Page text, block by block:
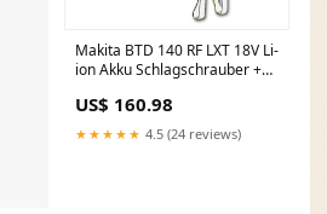
Makita BTD 140 RF LXT 18V Li-
ion Akku Schlagschrauber +
Makita Lader DC18RA +
Koffer P - KS Tools_DS
US$ 160.98
★★★★★ 4.5 (24 reviews)